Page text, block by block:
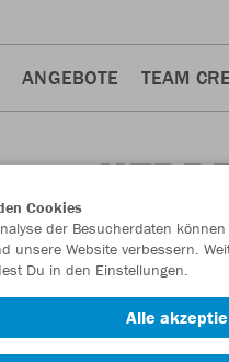
ANGEBOTE TEAM
Cookies
der Besucherdaten
unsere Website verbessern.
Du in den Einstellungen.
Alle